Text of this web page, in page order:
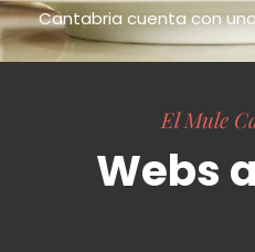
Cantabria cuenta con
El Mule
Webs